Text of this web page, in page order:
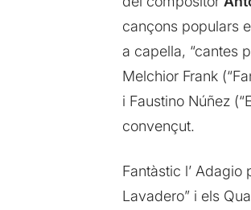
cançons populars
a capella, “cantes
Melchior Frank
i Faustino Núñez
convençut.
Fantàstic l’
Lavadero” i els